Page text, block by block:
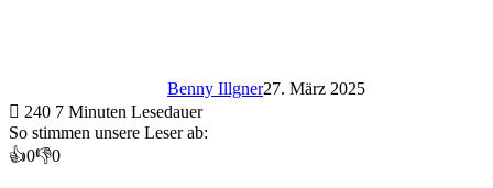
Benny Illgner27. März 2025
240 7 Minuten Lesedauer
So stimmen unsere Leser ab:
👍0👎0